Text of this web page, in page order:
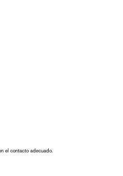
el contacto adecuado.